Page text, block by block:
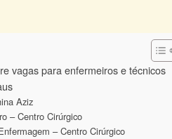
vagas para enfermeiros e técnicos
Aziz
– Centro Cirúrgico
– Centro Cirúrgico